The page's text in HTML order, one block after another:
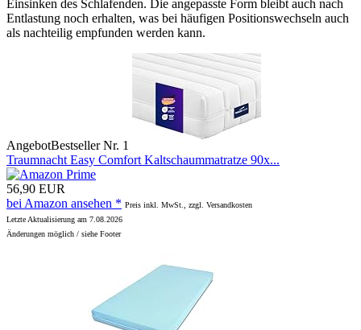
Einsinken des Schlafenden. Die angepasste Form bleibt auch nach
Entlastung noch erhalten, was bei häufigen Positionswechseln auch
als nachteilig empfunden werden kann.
AngebotBestseller Nr. 1
Traumnacht Easy Comfort Kaltschaummatratze 90x...
56,90 EUR
bei Amazon ansehen * Preis inkl. MwSt., zzgl. Versandkosten
Letzte Aktualisierung am 7.08.2026
Änderungen möglich / siehe Footer